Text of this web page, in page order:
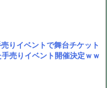
りイベントで舞台チケット
売りイベント開催決定ｗｗ